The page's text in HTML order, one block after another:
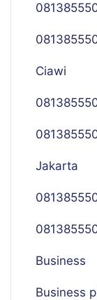
Ciawi
Jakarta
Business
Business